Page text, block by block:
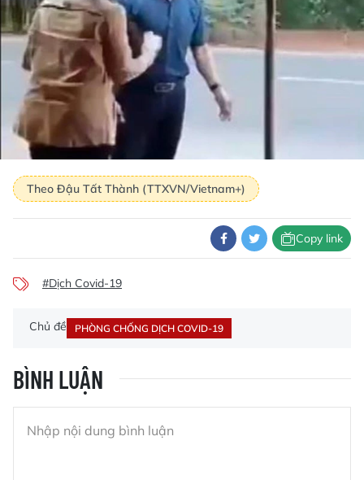
Theo Đậu Tất Thành (TTXVN/Vietnam+)
Copy link
#Dịch Covid-19
Chủ đề PHÒNG CHỐNG DỊCH COVID-19
BÌNH LUẬN